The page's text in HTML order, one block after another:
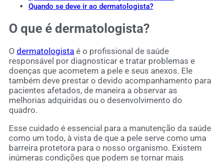
Quando se deve ir ao dermatologista?
O que é dermatologista?
O dermatologista é o profissional de saúde
responsável por diagnosticar e tratar problemas e
doenças que acometem a pele e seus anexos. Ele
também deve prestar o devido acompanhamento para
pacientes afetados, de maneira a observar as
melhorias adquiridas ou o desenvolvimento do
quadro.
Esse cuidado é essencial para a manutenção da saúde
como um todo, à vista de que a pele serve como uma
barreira protetora para o nosso organismo. Existem
inúmeras condições que podem se tornar mais